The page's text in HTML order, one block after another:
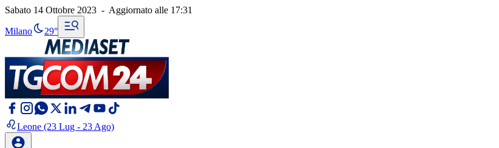
Sabato 14 Ottobre 2023 - Aggiornato alle 17:31
Milano 29°
Leone (23 Lug - 23 Ago)